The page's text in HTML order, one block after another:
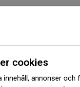
Glas/Metall
cookies
annonser